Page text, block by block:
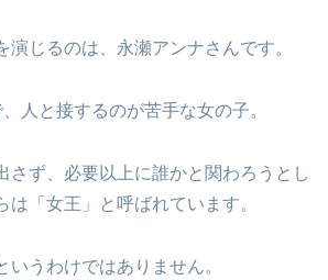
演じるのは、永瀬アンナさんです。
人と接するのが苦手な女の子。
さず、必要以上に誰かと関わろうとし
は「女王」と呼ばれています。
いうわけではありません。